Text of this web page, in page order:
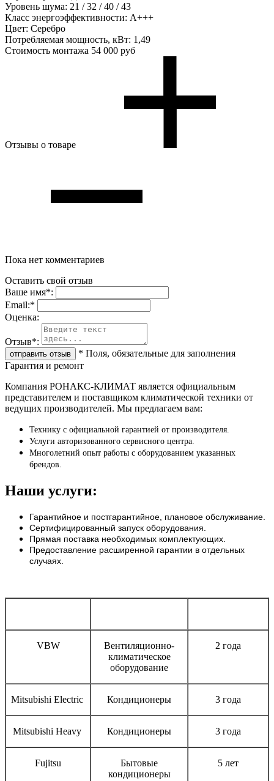
Уровень шума: 21 / 32 / 40 / 43
Класс энергоэффективности: А+++
Цвет: Серебро
Потребляемая мощность, кВт: 1,49
Стоимость монтажа 54 000 руб
Отзывы о товаре
Пока нет комментариев
Оставить свой отзыв
Ваше имя*:
Email:*
Oценка:
Отзыв*:
* Поля, обязательные для заполнения
Гарантия и ремонт
Компания РОНАКС-КЛИМАТ является официальным
представителем и поставщиком климатической техники от
ведущих производителей. Мы предлагаем вам:
Технику с официальной гарантией от производителя.
Услуги авторизованного сервисного центра.
Многолетний опыт работы с оборудованием указанных
брендов.
Наши услуги:
Гарантийное и постгарантийное, плановое обслуживание.
Сертифицированный запуск оборудования.
Прямая поставка необходимых комплектующих.
Предоставление расширенной гарантии в отдельных
случаях.
VBW
Вентиляционно-
климатическое
оборудование
2 года
Mitsubishi Electric Кондиционеры 3 года
Mitsubishi Heavy Кондиционеры 3 года
Fujitsu
Бытовые
кондиционеры
5 лет